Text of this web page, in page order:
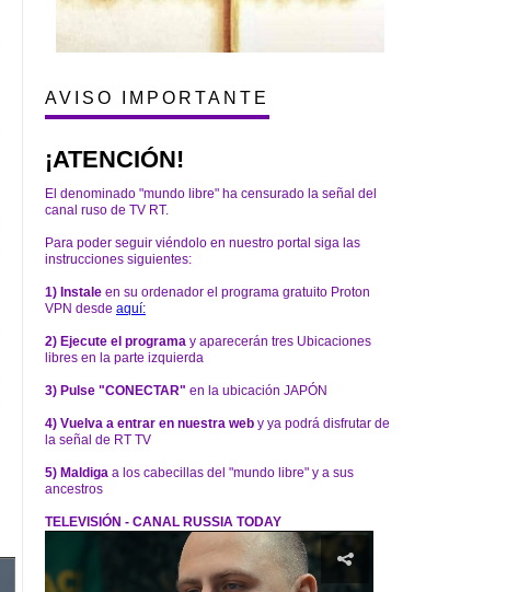
AVISO IMPORTANTE
¡ATENCIÓN!
El denominado "mundo libre" ha censurado la señal del
canal ruso de TV RT.
Para poder seguir viéndolo en nuestro portal siga las
instrucciones siguientes:
1) Instale en su ordenador el programa gratuito Proton
VPN desde aquí:
2) Ejecute el programa y aparecerán tres Ubicaciones
libres en la parte izquierda
3) Pulse "CONECTAR" en la ubicación JAPÓN
4) Vuelva a entrar en nuestra web y ya podrá disfrutar de
la señal de RT TV
5) Maldiga a los cabecillas del "mundo libre" y a sus
ancestros
TELEVISIÓN - CANAL RUSSIA TODAY